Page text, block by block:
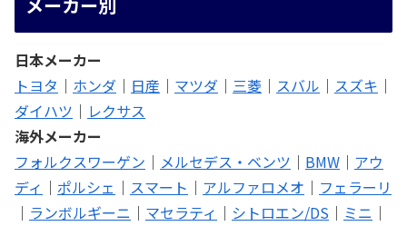
メーカー別
日本メーカー
トヨタ ｜ ホンダ ｜ 日産 ｜ マツダ ｜ 三菱 ｜ スバル ｜ スズキ ｜
ダイハツ ｜ レクサス
海外メーカー
フォルクスワーゲン ｜ メルセデス・ベンツ ｜ BMW ｜ アウ
ディ ｜ ポルシェ ｜ スマート ｜ アルファロメオ ｜ フェラーリ
｜ ランボルギーニ ｜ マセラティ ｜ シトロエン/DS ｜ ミニ ｜